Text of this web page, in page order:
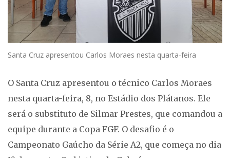
Santa Cruz apresentou Carlos Moraes nesta quarta-feira
O Santa Cruz apresentou o técnico Carlos Moraes
nesta quarta-feira, 8, no Estádio dos Plátanos. Ele
será o substituto de Silmar Prestes, que comandou a
equipe durante a Copa FGF. O desafio é o
Campeonato Gaúcho da Série A2, que começa no dia